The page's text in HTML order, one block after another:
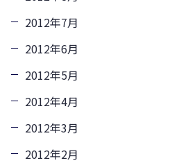
2012年7月
2012年6月
2012年5月
2012年4月
2012年3月
2012年2月